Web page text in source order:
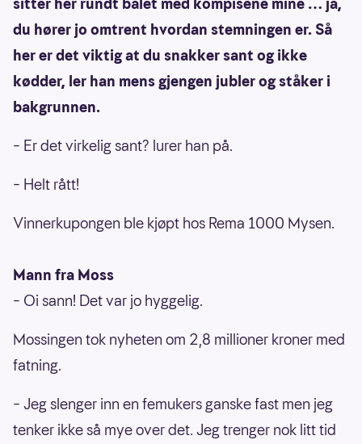
du hører jo omtrent hvordan stemningen er. Så
her er det viktig at du snakker sant og ikke
kødder, ler han mens gjengen jubler og ståker i
bakgrunnen.
– Er det virkelig sant? lurer han på.
– Helt rått!
Vinnerkupongen ble kjøpt hos Rema 1000 Mysen.
Mann fra Moss
– Oi sann! Det var jo hyggelig.
Mossingen tok nyheten om 2,8 millioner kroner med
fatning.
– Jeg slenger inn en femukers ganske fast men jeg
tenker ikke så mye over det. Jeg trenger nok litt tid